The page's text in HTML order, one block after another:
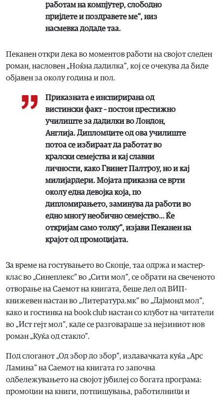
работам на компјутер, слободно
пријдете и поздравете ме“, низ
насмевка додаде таа.
Пеканен откри дека во моментов работи на својот следен
роман, насловен „Ноќна дадилка“, кој се очекува да биде
објавен за околу година и пол.
Приказната е инспирирана од
вистински факт – постои престижно
училиште за дадилки во Лондон,
Англија. Дипломците од ова училиште
потоа се избираат да работат во
кралски семејства и кај славни
личности, како Гвинет Палтроу, но и кај
милијардери. Мојата приказна се врти
околу една девојка која, по
дипломирањето, заминува да работи во
едно многу необично семејство… Ќе
откријам само толку“, изјави Пеканен на
крајот од промоцијата.
За време на гостувањето во Скопје, таа одржа и мастер-
клас во „Синеплекс“ во „Сити мол“, се обрати на свеченото
отворање на Саемот на книгата, беше дел од ВИП-
книжевен настан во „Литература.мк“ во „Дајмонд мол“,
како и гостинка на book club настан со клубот на читатели
во „Ист гејт мол“, каде се разговараше за нејзиниот нов
роман „Куќа од стакло“.
Под слоганот „Од збор до збор“, издавачката куќа „Арс
Ламина“ на Саемот на книгата го започна
одбележувањето на својот јубилеј со богата програма:
промоции на книги, потпишувања, работилници и